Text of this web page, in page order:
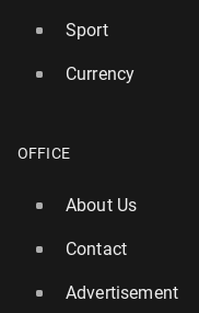
Sport
Currency
OFFICE
About Us
Contact
Advertisement